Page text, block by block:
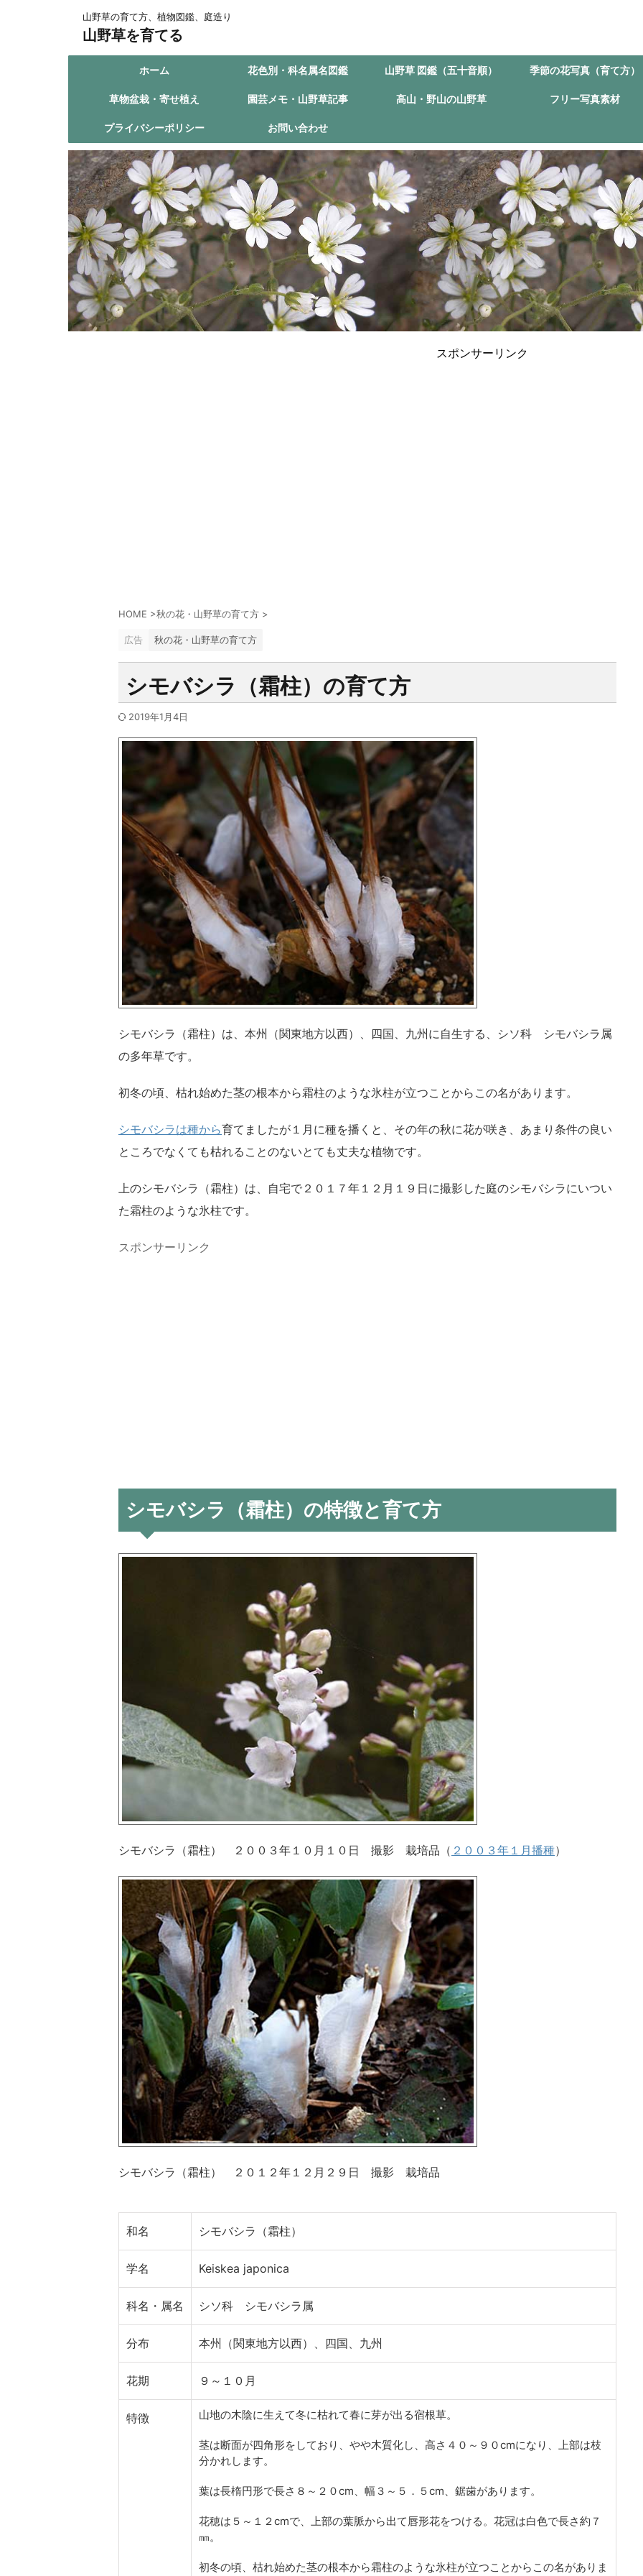
山野草の育て方、植物図鑑、庭造り
山野草を育てる
ホーム 花色別・科名属名図鑑 山野草 図鑑（五十音順） 季節の花写真（育て方）
草物盆栽・寄せ植え 園芸メモ・山野草記事 高山・野山の山野草 フリー写真素材
プライバシーポリシー お問い合わせ
スポンサーリンク
HOME >秋の花・山野草の育て方 >
広告 秋の花・山野草の育て方
シモバシラ（霜柱）の育て方
2019年1月4日
シモバシラ（霜柱）は、本州（関東地方以西）、四国、九州に自生する、シソ科 シモバシラ属
の多年草です。
初冬の頃、枯れ始めた茎の根本から霜柱のような氷柱が立つことからこの名があります。
シモバシラは種から育てましたが１月に種を播くと、その年の秋に花が咲き、あまり条件の良い
ところでなくても枯れることのないとても丈夫な植物です。
上のシモバシラ（霜柱）は、自宅で２０１７年１２月１９日に撮影した庭のシモバシラにいつい
た霜柱のような氷柱です。
スポンサーリンク
シモバシラ（霜柱）の特徴と育て方
シモバシラ（霜柱） ２００３年１０月１０日 撮影 栽培品（ ２００３年１月播種）
シモバシラ（霜柱） ２０１２年１２月２９日 撮影 栽培品
和名 シモバシラ（霜柱）
学名 Keiskea japonica
科名・属名 シソ科 シモバシラ属
分布 本州（関東地方以西）、四国、九州
花期 ９～１０月
特徴 山地の木陰に生えて冬に枯れて春に芽が出る宿根草。
茎は断面が四角形をしており、やや木質化し、高さ４０～９０cmになり、上部は枝
分かれします。
葉は長楕円形で長さ８～２０cm、幅３～５．５cm、鋸歯があります。
花穂は５～１２cmで、上部の葉脈から出て唇形花をつける。花冠は白色で長さ約７
㎜。
初冬の頃、枯れ始めた茎の根本から霜柱のような氷柱が立つことからこの名がありま